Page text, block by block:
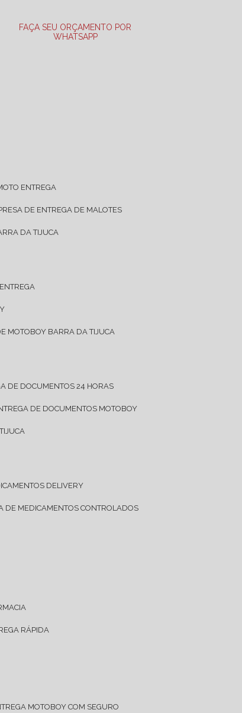
FAÇA SEU ORÇAMENTO POR
WHATSAPP
ENTREGA
DE ENTREGA DE MALOTES
DA TIJUCA
MOTOBOY BARRA DA TIJUCA
DE DOCUMENTOS 24 HORAS
DE DOCUMENTOS MOTOBOY
DELIVERY
DE MEDICAMENTOS CONTROLADOS
RÁPIDA
MOTOBOY COM SEGURO